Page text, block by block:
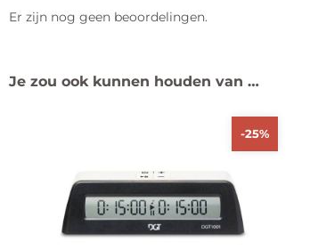
Er zijn nog geen beoordelingen.
Je zou ook kunnen houden van …
-25%